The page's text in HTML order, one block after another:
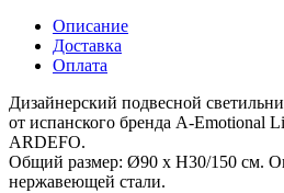
Описание
Доставка
Оплата
Дизайнерский подвесной
от испанского бренда A-Emotional
ARDEFO.
Общий размер: Ø90 х H30/150 см.
нержавеющей стали.